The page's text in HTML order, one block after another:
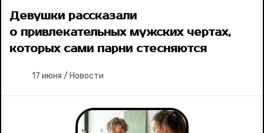
Девушки рассказали
о привлекательных мужских чертах,
которых сами парни стесняются
17 июня / Новости